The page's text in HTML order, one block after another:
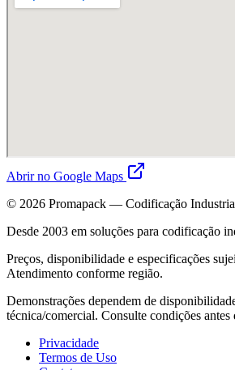
Abrir no Google Maps
© 2026 Promapack — Codificação
Desde 2003 em soluções para codificação
Preços, disponibilidade e especificações
Atendimento conforme região.
Demonstrações dependem de
técnica/comercial. Consulte condições antes
Privacidade
Termos de Uso